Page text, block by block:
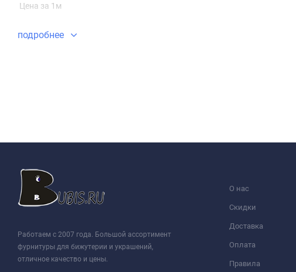
Цена за 1м
подробнее
Работаем с 2007 года. Большой ассортимент
фурнитуры для бижутерии и украшений,
отличное качество и цены.
О нас
Скидки
Доставка
Оплата
Правила